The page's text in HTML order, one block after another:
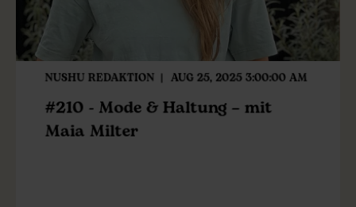
NUSHU REDAKTION AUG 25, 2025 3:00:00 AM
#210 - Mode & Haltung – mit
Maia Milter